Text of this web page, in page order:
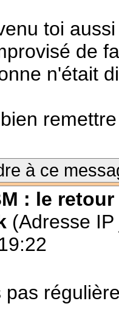
toi
de
n'était
à ce
: le retour
(Adresse
pas